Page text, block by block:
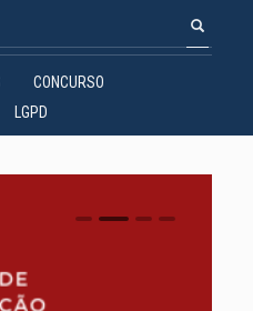
CONCURSO
LGPD
0 1 2